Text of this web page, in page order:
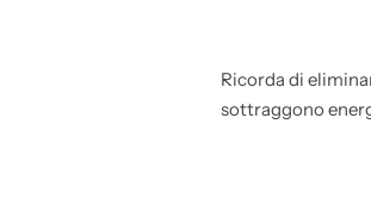
Ricorda di
sottraggono